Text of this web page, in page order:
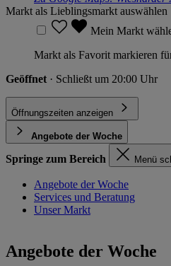
Markt als Lieblingsmarkt auswählen
Mein Markt
Markt als Favorit markieren
Geöffnet · Schließt um 20:00 Uhr
Öffnungszeiten anzeigen
Angebote der Woche
Springe zum Bereich Menü
Angebote der Woche
Services und Beratung
Unser Markt
Angebote der Woche